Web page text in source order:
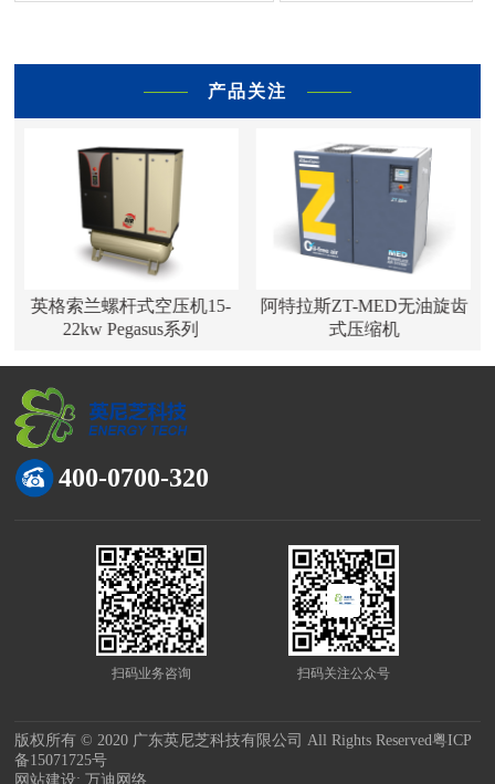
产品关注
英格索兰螺杆式空压机15-
22kw Pegasus系列
阿特拉斯ZT-MED无油旋齿
式压缩机
400-0700-320
扫码业务咨询 扫码关注公众号
版权所有 © 2020 广东英尼芝科技有限公司 All Rights Reserved粤ICP
备15071725号
网站建设:万迪网络